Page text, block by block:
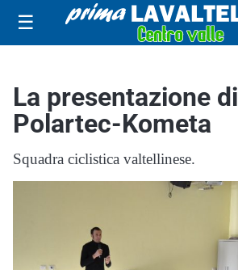
☰
La presentazione di
Polartec-Kometa
Squadra ciclistica valtellinese.